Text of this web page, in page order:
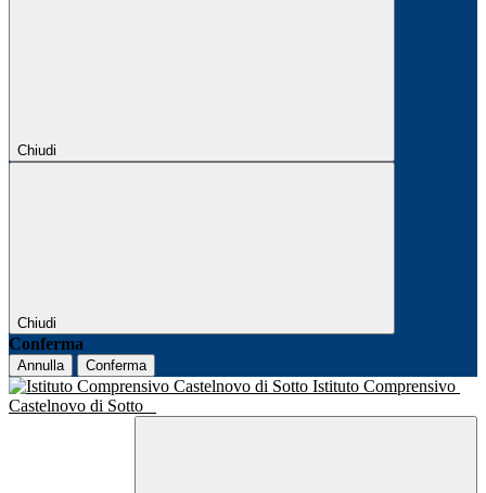
Chiudi
Chiudi
Conferma
Annulla Conferma
Istituto Comprensivo
Castelnovo di Sotto